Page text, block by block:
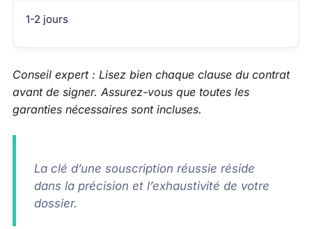
1-2 jours
Conseil expert : Lisez bien chaque clause du contrat
avant de signer. Assurez-vous que toutes les
garanties nécessaires sont incluses.
La clé d’une souscription réussie réside
dans la précision et l’exhaustivité de votre
dossier.